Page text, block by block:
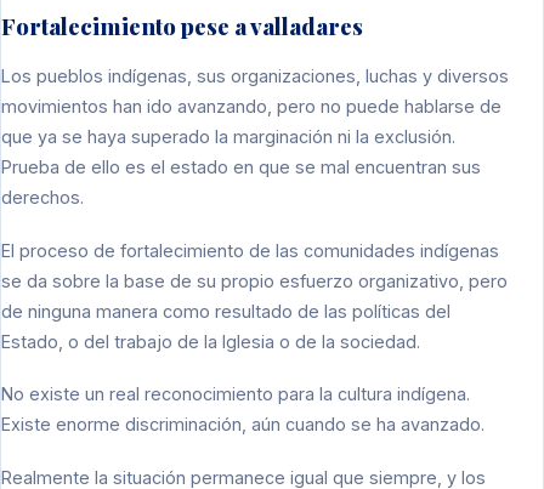
Fortalecimiento pese a valladares
Los pueblos indígenas, sus organizaciones, luchas y diversos
movimientos han ido avanzando, pero no puede hablarse de
que ya se haya superado la marginación ni la exclusión.
Prueba de ello es el estado en que se mal encuentran sus
derechos.
El proceso de fortalecimiento de las comunidades indígenas
se da sobre la base de su propio esfuerzo organizativo, pero
de ninguna manera como resultado de las políticas del
Estado, o del trabajo de la Iglesia o de la sociedad.
No existe un real reconocimiento para la cultura indígena.
Existe enorme discriminación, aún cuando se ha avanzado.
Realmente la situación permanece igual que siempre, y los